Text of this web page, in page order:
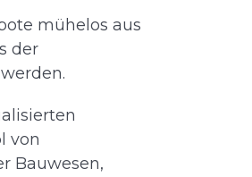
mühelos aus
der
von
Bauwesen,